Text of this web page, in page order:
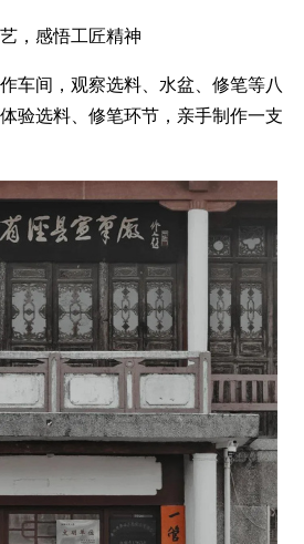
，感悟工匠精神
车间，观察选料、水盆、修笔等八
验选料、修笔环节，亲手制作一支